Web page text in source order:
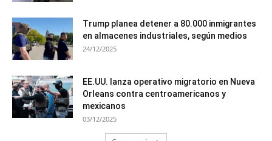
Trump planea detener a 80.000 inmigrantes
en almacenes industriales, según medios
24/12/2025
EE.UU. lanza operativo migratorio en Nueva
Orleans contra centroamericanos y
mexicanos
03/12/2025